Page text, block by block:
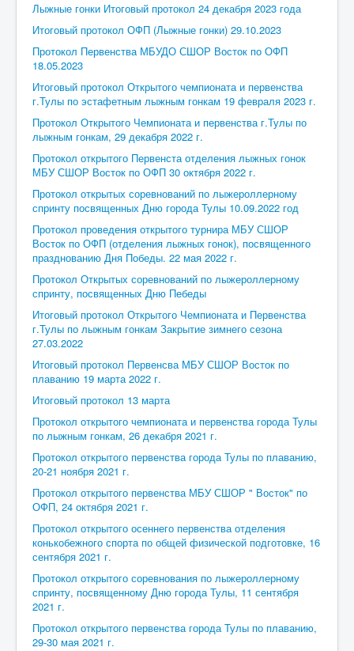
Противодействие коррупции
Охрана труда
Антидопинг
Политика обработки и защиты персональных
данных
Лыжные гонки Итоговый протокол 24 декабря 2023 года
Итоговый протокол ОФП (Лыжные гонки) 29.10.2023
Протокол Первенства МБУДО СШОР Восток по ОФП
18.05.2023
Итоговый протокол Открытого чемпионата и первенства
г.Тулы по эстафетным лыжным гонкам 19 февраля 2023 г.
Протокол Открытого Чемпионата и первенства г.Тулы по
лыжным гонкам, 29 декабря 2022 г.
Протокол открытого Первенста отделения лыжных гонок
МБУ СШОР Восток по ОФП 30 октября 2022 г.
Протокол открытых соревнований по лыжероллерному
спринту посвященных Дню города Тулы 10.09.2022 год
Протокол проведения открытого турнира МБУ СШОР
Восток по ОФП (отделения лыжных гонок), посвященного
празднованию Дня Победы. 22 мая 2022 г.
Протокол Открытых соревнований по лыжероллерному
спринту, посвященных Дню Пебеды
Итоговый протокол Открытого Чемпионата и Первенства
г.Тулы по лыжным гонкам Закрытие зимнего сезона
27.03.2022
Итоговый протокол Первенсва МБУ СШОР Восток по
плаванию 19 марта 2022 г.
Итоговый протокол 13 марта
Протокол открытого чемпионата и первенства города Тулы
по лыжным гонкам, 26 декабря 2021 г.
Протокол открытого первенства города Тулы по плаванию,
20-21 ноября 2021 г.
Протокол открытого первенства МБУ СШОР " Восток" по
ОФП, 24 октября 2021 г.
Протокол открытого осеннего первенства отделения
конькобежного спорта по общей физической подготовке, 16
сентября 2021 г.
Протокол открытого соревнования по лыжероллерному
спринту, посвященному Дню города Тулы, 11 сентября
2021 г.
Протокол открытого первенства города Тулы по плаванию,
29-30 мая 2021 г.